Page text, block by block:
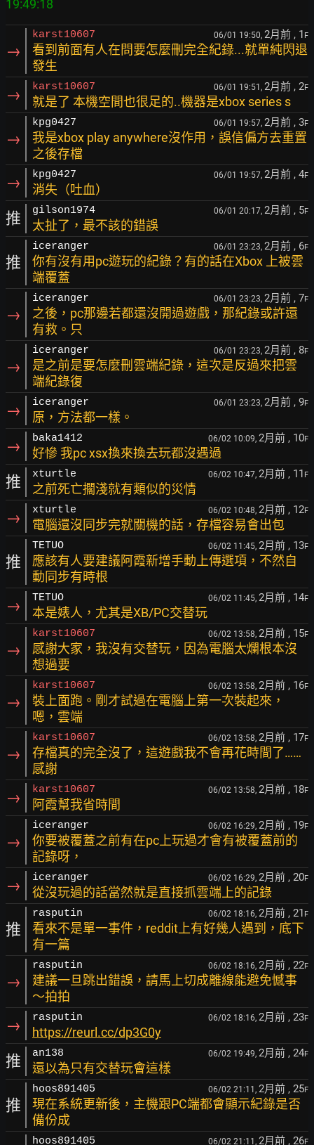
→
karst10607 06/01 19:50, 2月前 , 1 F
看到前面有人在問要怎麼刪完全紀錄...就單純閃退
發生
→ karst10607 06/01 19:51, 2月前 , 2F
就是了 本機空間也很足的..機器是xbox series s
→
kpg0427 06/01 19:57, 2月前 , 3F
我是xbox play anywhere沒作用，誤信偏方去重置
之後存檔
→ kpg0427 06/01 19:57, 2月前 , 4F
消失（吐血）
推 gilson1974 06/01 20:17, 2月前 , 5F
太扯了，最不該的錯誤
推
iceranger 06/01 23:23, 2月前 , 6F
你有沒有用pc遊玩的紀錄？有的話在Xbox 上被雲
端覆蓋
→
iceranger 06/01 23:23, 2月前 , 7F
之後，pc那邊若都還沒開過遊戲，那紀錄或許還
有救。只
→
iceranger 06/01 23:23, 2月前 , 8F
是之前是要怎麼刪雲端紀錄，這次是反過來把雲
端紀錄復
→ iceranger 06/01 23:23, 2月前 , 9F
原，方法都一樣。
→ baka1412 06/02 10:09, 2月前 , 10F
好慘 我pc xsx換來換去玩都沒遇過
推 xturtle 06/02 10:47, 2月前 , 11 F
之前死亡擱淺就有類似的災情
→ xturtle 06/02 10:48, 2月前 , 12F
電腦還沒同步完就關機的話，存檔容易會出包
推
TETUO 06/02 11:45, 2月前 , 13F
應該有人要建議阿霞新增手動上傳選項，不然自
動同步有時根
→ TETUO 06/02 11:45, 2月前 , 14F
本是婊人，尤其是XB/PC交替玩
→
karst10607 06/02 13:58, 2月前 , 15F
感謝大家，我沒有交替玩，因為電腦太爛根本沒
想過要
→
karst10607 06/02 13:58, 2月前 , 16F
裝上面跑。剛才試過在電腦上第一次裝起來，
嗯，雲端
→
karst10607 06/02 13:58, 2月前 , 17F
存檔真的完全沒了，這遊戲我不會再花時間了……
感謝
→ karst10607 06/02 13:58, 2月前 , 18F
阿霞幫我省時間
→
iceranger 06/02 16:29, 2月前 , 19F
你要被覆蓋之前有在pc上玩過才會有被覆蓋前的
記錄呀，
→ iceranger 06/02 16:29, 2月前 , 20F
從沒玩過的話當然就是直接抓雲端上的記錄
推
rasputin 06/02 18:16, 2月前 , 21 F
看來不是單一事件，reddit上有好幾人遇到，底下
有一篇
→
rasputin 06/02 18:16, 2月前 , 22F
建議一旦跳出錯誤，請馬上切成離線能避免憾事
～拍拍
→ rasputin 06/02 18:16, 2月前 , 23F
https://reurl.cc/dp3G0y
推 an138 06/02 19:49, 2月前 , 24F
還以為只有交替玩會這樣
推
hoos891405 06/02 21:11, 2月前 , 25F
現在系統更新後，主機跟PC端都會顯示紀錄是否
備份成
hoos891405 06/02 21:11, 2月前 , 26F